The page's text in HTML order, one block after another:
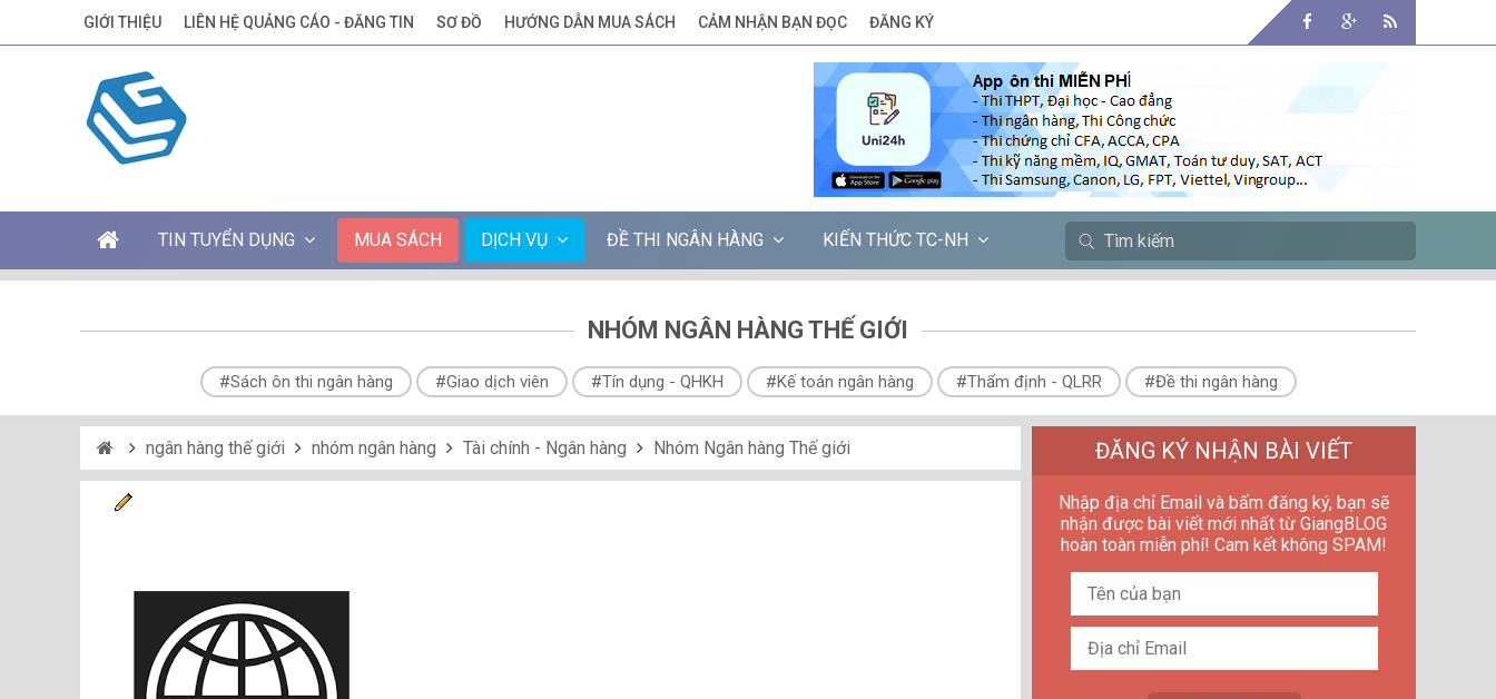
GIỚI THIỆU LIÊN HỆ QUẢNG CÁO - ĐĂNG TIN SƠ ĐỒ HƯỚNG DẪN MUA SÁCH CẢM NHẬN BẠN ĐỌC ĐĂNG KÝ
TIN TUYỂN DỤNG MUA SÁCH DỊCH VỤ ĐỀ THI NGÂN HÀNG KIẾN THỨC TC-NH
NHÓM NGÂN HÀNG THẾ GIỚI
#Sách ôn thi ngân hàng #Giao dịch viên #Tín dụng - QHKH #Kế toán ngân hàng #Thẩm định - QLRR #Đề thi ngân hàng
ngân hàng thế giới nhóm ngân hàng Tài chính - Ngân hàng Nhóm Ngân hàng Thế giới ĐĂNG KÝ NHẬN BÀI VIẾT
Nhập địa chỉ Email và bấm đăng ký, bạn sẽ
nhận được bài viết mới nhất từ GiangBLOG
hoàn toàn miễn phí! Cam kết không SPAM!